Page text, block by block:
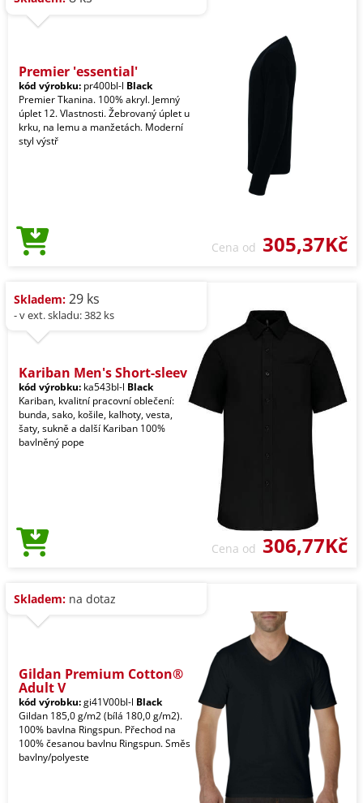
Premier 'essential'
kód výrobku: pr400bl-l Black
Premier Tkanina. 100% akryl. Jemný
úplet 12. Vlastnosti. Žebrovaný úplet u
krku, na lemu a manžetách. Moderní
styl výstř
Cena od 305,37Kč
Skladem: 29 ks
- v ext. skladu: 382 ks
Kariban Men's Short-sleev
kód výrobku: ka543bl-l Black
Kariban, kvalitní pracovní oblečení:
bunda, sako, košile, kalhoty, vesta,
šaty, sukně a další Kariban 100%
bavlněný pope
Cena od 306,77Kč
Skladem: na dotaz
Gildan Premium Cotton®
Adult V
kód výrobku:gi41V00bl-l Black
Gildan 185,0 g/m2 (bílá 180,0 g/m2).
100% bavlna Ringspun. Přechod na
100% česanou bavlnu Ringspun. Směs
bavlny/polyeste